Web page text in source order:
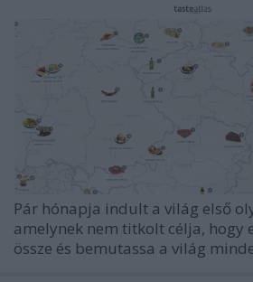
Pár hónapja indult a világ első
amelynek nem titkolt célja, hogy
össze és bemutassa a világ